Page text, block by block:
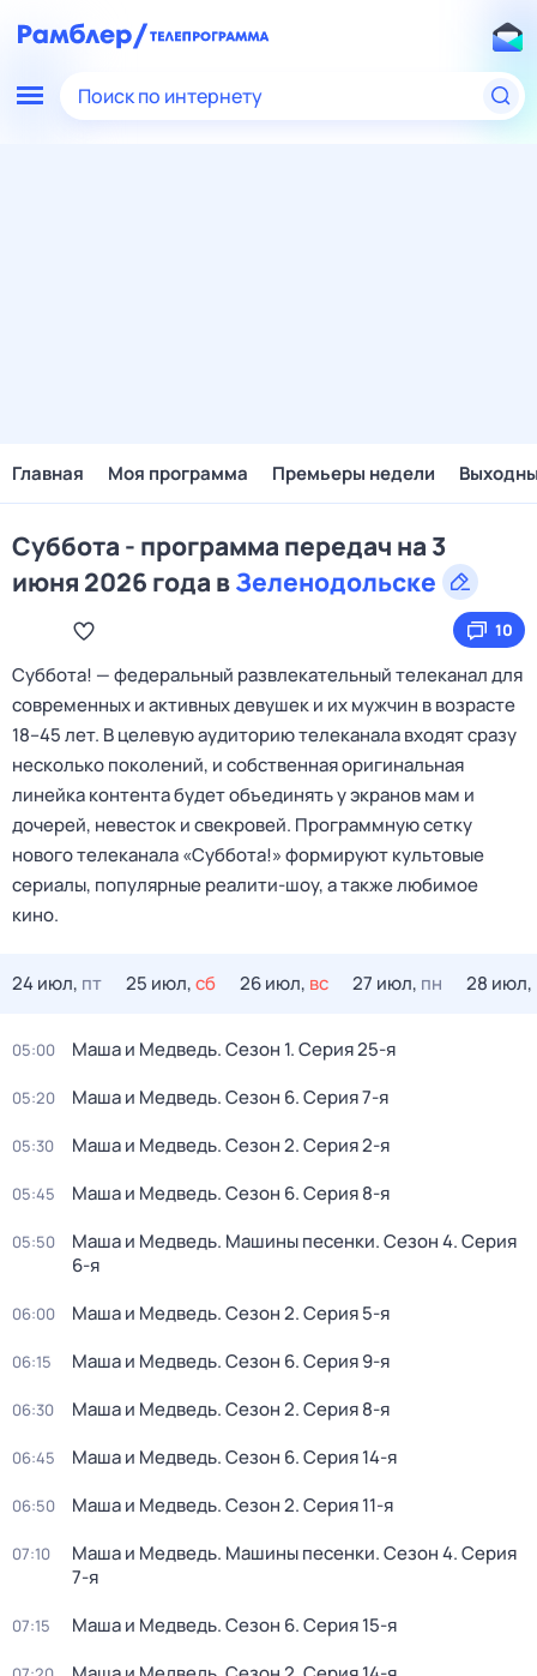
Поиск по интернету
Главная Моя программа Премьеры недели
Суббота - программа передач на 3
июня 2026 года вЗеленодольске
10
Cуббота! — федеральный развлекательный телеканал для
современных и активных девушек и их мужчин в возрасте
18–45 лет. В целевую аудиторию телеканала входят сразу
несколько поколений, и собственная оригинальная
линейка контента будет объединять у экранов мам и
дочерей, невесток и свекровей. Программную сетку
нового телеканала «Суббота!» формируют культовые
сериалы, популярные реалити-шоу, а также любимое
кино.
24 июл, пт 25 июл,сб 26 июл, вс 27 июл, пн 28 июл,
05:00 Маша и Медведь. Сезон 1. Серия 25-я
05:20 Маша и Медведь. Сезон 6. Серия 7-я
05:30 Маша и Медведь. Сезон 2. Серия 2-я
05:45 Маша и Медведь. Сезон 6. Серия 8-я
05:50 Маша и Медведь. Машины песенки. Сезон 4. Серия
6-я
06:00 Маша и Медведь. Сезон 2. Серия 5-я
06:15 Маша и Медведь. Сезон 6. Серия 9-я
06:30 Маша и Медведь. Сезон 2. Серия 8-я
06:45 Маша и Медведь. Сезон 6. Серия 14-я
06:50 Маша и Медведь. Сезон 2. Серия 11-я
07:10 Маша и Медведь. Машины песенки. Сезон 4. Серия
7-я
07:15 Маша и Медведь. Сезон 6. Серия 15-я